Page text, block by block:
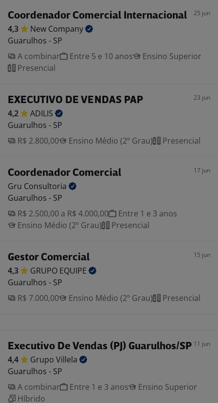
Coordenador Comercial Internacional 25 jun
4,3 New Company
Guarulhos - SP
A combinar
Entre 5 e 10 anos
Ensino Superior
Presencial
EXECUTIVO DE VENDAS PAP 23 jun
4,2
ADILIS
Guarulhos - SP
R$ 2.800,00
Ensino Médio (2º Grau) Presencial
Coordenador Comercial 17 jun
Gru Consultoria
Guarulhos - SP
R$ 2.500,00 a R$ 4.000,00
Entre 1 e 3 anos
Ensino Médio (2º Grau)
Presencial
Gestor Comercial 15 jun
4,3 GRUPO EQUIPE
Guarulhos - SP
R$ 7.000,00
Ensino Médio (2º Grau) Presencial
Executivo De Vendas (PJ) Guarulhos/SP 11 jun
4,4 Grupo Villela
Guarulhos - SP
A combinar
Entre 1 e 3 anos
Ensino Superior
Híbrido